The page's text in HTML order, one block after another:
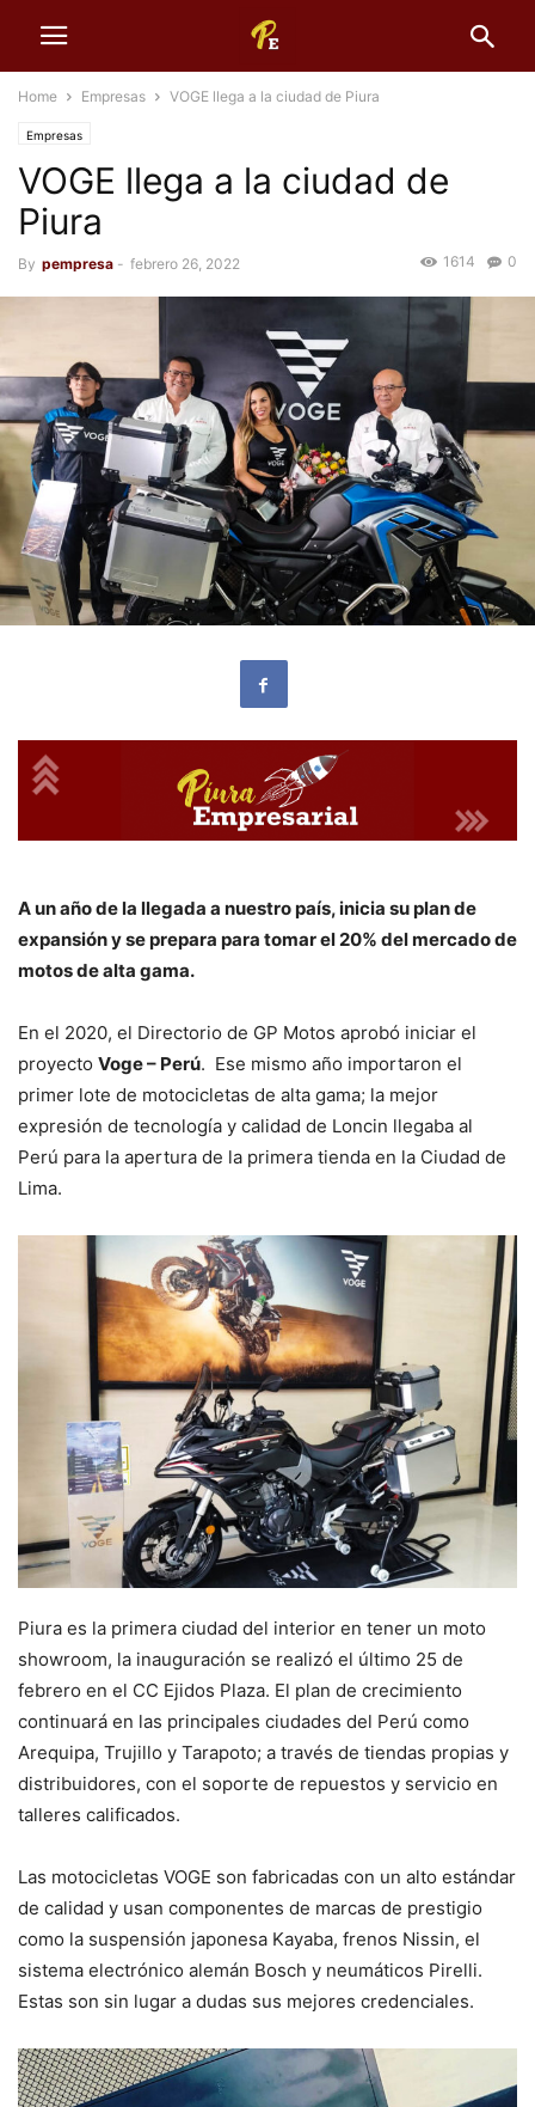
Home Empresas VOGE llega a la ciudad de Piura
Empresas
VOGE llega a la ciudad de
Piura
By pempresa - febrero 26, 2022 0
1614
A un año de la llegada a nuestro país, inicia su plan de
expansión y se prepara para tomar el 20% del mercado de
motos de alta gama.
En el 2020, el Directorio de GP Motos aprobó iniciar el
proyecto Voge – Perú. Ese mismo año importaron el
primer lote de motocicletas de alta gama; la mejor
expresión de tecnología y calidad de Loncin llegaba al
Perú para la apertura de la primera tienda en la Ciudad de
Lima.
Piura es la primera ciudad del interior en tener un moto
showroom, la inauguración se realizó el último 25 de
febrero en el CC Ejidos Plaza. El plan de crecimiento
continuará en las principales ciudades del Perú como
Arequipa, Trujillo y Tarapoto; a través de tiendas propias y
distribuidores, con el soporte de repuestos y servicio en
talleres calificados.
Las motocicletas VOGE son fabricadas con un alto estándar
de calidad y usan componentes de marcas de prestigio
como la suspensión japonesa Kayaba, frenos Nissin, el
sistema electrónico alemán Bosch y neumáticos Pirelli.
Estas son sin lugar a dudas sus mejores credenciales.